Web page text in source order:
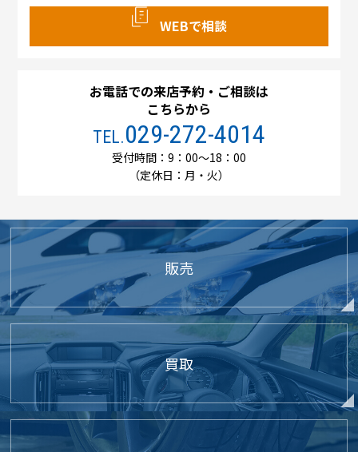
WEBで相談
お電話での来店予約・ご相談は
こちらから
TEL.029-272-4014
受付時間：9：00～18：00
（定休日：月・火）
販売
買取